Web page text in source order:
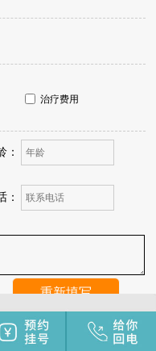
治疗费用
：
：
，请保持手机畅通，注